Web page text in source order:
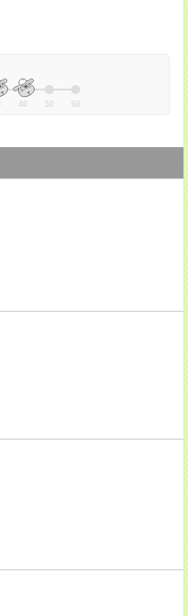
40 50 60